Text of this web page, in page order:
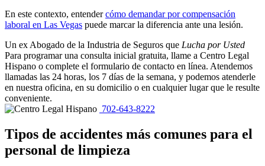
En este contexto, entender cómo demandar por compensación
laboral en Las Vegas puede marcar la diferencia ante una lesión.
Un ex Abogado de la Industria de Seguros que Lucha por Usted
Para programar una consulta inicial gratuita, llame a Centro Legal
Hispano o complete el formulario de contacto en línea. Atendemos
llamadas las 24 horas, los 7 días de la semana, y podemos atenderle
en nuestra oficina, en su domicilio o en cualquier lugar que le resulte
conveniente.
702-643-8222
Tipos de accidentes más comunes para el
personal de limpieza